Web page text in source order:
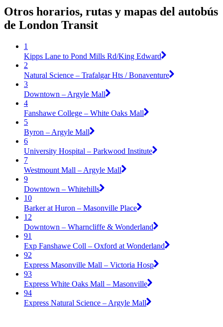
Otros horarios, rutas y mapas del autobús
de London Transit
1
Kipps Lane to Pond Mills Rd/King Edward
2
Natural Science – Trafalgar Hts / Bonaventure
3
Downtown – Argyle Mall
4
Fanshawe College – White Oaks Mall
5
Byron – Argyle Mall
6
University Hospital – Parkwood Institute
7
Westmount Mall – Argyle Mall
9
Downtown – Whitehills
10
Barker at Huron – Masonville Place
12
Downtown – Wharncliffe & Wonderland
91
Exp Fanshawe Coll – Oxford at Wonderland
92
Express Masonville Mall – Victoria Hosp
93
Express White Oaks Mall – Masonville
94
Express Natural Science – Argyle Mall